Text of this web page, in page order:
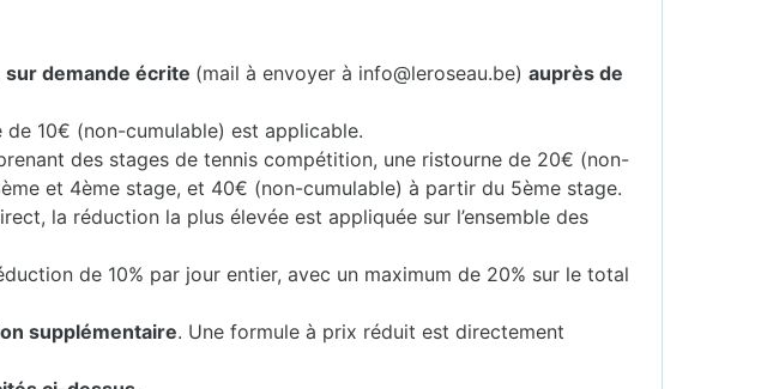
sur demande écrite (mail à envoyer à info@leroseau.be)auprès de
10€ (non-cumulable) est applicable.
des stages de tennis compétition, une ristourne de 20€ (non-
et 4ème stage, et 40€ (non-cumulable) à partir du 5ème stage.
la réduction la plus élevée est appliquée sur l’ensemble des
de 10% par jour entier, avec un maximum de 20% sur le total
supplémentaire. Une formule à prix réduit est directement